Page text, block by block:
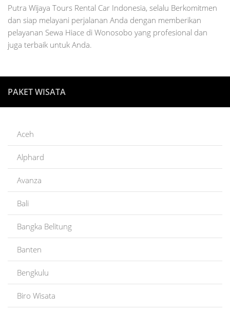
Putra Wijaya Tours Rental Car Indonesia, selalu Berkomitmen
dan siap melayani perjalanan Anda dengan memberikan
pelayanan Sewa Hiace di Wonosobo yang profesional dan
juga terbaik untuk Anda.
PAKET WISATA
Aceh
Alphard
Avanza
Bali
Bangka Belitung
Banten
Bengkulu
Biro Wisata